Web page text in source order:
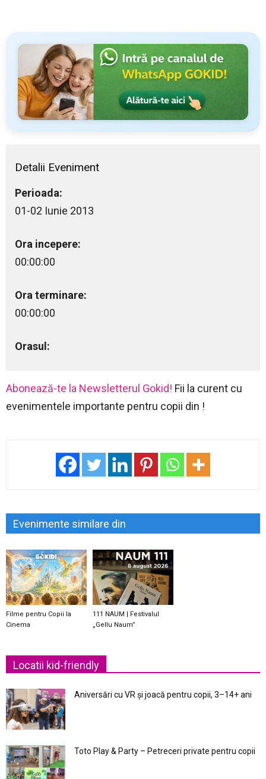
Detalii Eveniment
Perioada:
01-02 Iunie 2013
Ora incepere:
00:00:00
Ora terminare:
00:00:00
Orasul:
Abonează-te la Newsletterul Gokid! Fii la curent cu
evenimentele importante pentru copii din !
Evenimente similare din
Filme pentru Copii la
Cinema
111 NAUM | Festivalul
„Gellu Naum”
Locatii kid-friendly
Aniversări cu VR și joacă pentru copii, 3–14+ ani
Toto Play & Party – Petreceri private pentru copii